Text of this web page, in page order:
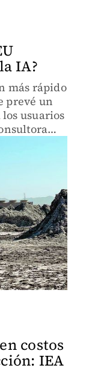
IA?
más rápido
prevé un
usuarios
costos
IEA